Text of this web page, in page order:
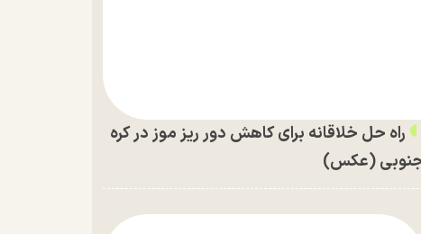
راه حل خلاقانه برای کاهش دور ریز موز در کره
(عکس)